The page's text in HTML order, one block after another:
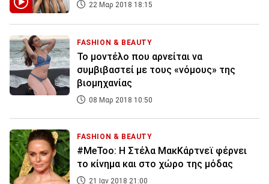
22 Μαρ 2018 18:15
FASHION & BEAUTY
Το μοντέλο που αρνείται να
συμβιβαστεί με τους «νόμους» της
βιομηχανίας
08 Μαρ 2018 10:50
FASHION & BEAUTY
#MeToo: Η Στέλα ΜακΚάρτνεϊ φέρνει
το κίνημα και στο χώρο της μόδας
21 Ιαν 2018 21:00